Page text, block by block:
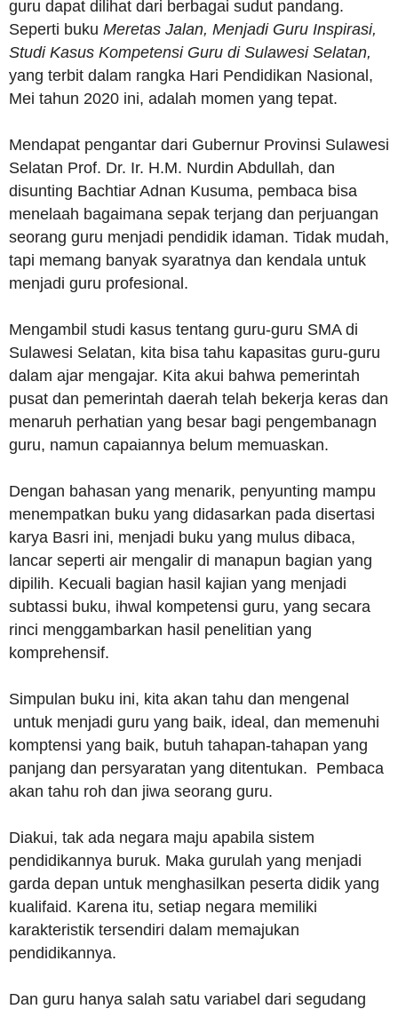
guru dapat dilihat dari berbagai sudut pandang.
Seperti buku Meretas Jalan, Menjadi Guru Inspirasi,
Studi Kasus Kompetensi Guru di Sulawesi Selatan,
yang terbit dalam rangka Hari Pendidikan Nasional,
Mei tahun 2020 ini, adalah momen yang tepat.
Mendapat pengantar dari Gubernur Provinsi Sulawesi
Selatan Prof. Dr. Ir. H.M. Nurdin Abdullah, dan
disunting Bachtiar Adnan Kusuma, pembaca bisa
menelaah bagaimana sepak terjang dan perjuangan
seorang guru menjadi pendidik idaman. Tidak mudah,
tapi memang banyak syaratnya dan kendala untuk
menjadi guru profesional.
Mengambil studi kasus tentang guru-guru SMA di
Sulawesi Selatan, kita bisa tahu kapasitas guru-guru
dalam ajar mengajar. Kita akui bahwa pemerintah
pusat dan pemerintah daerah telah bekerja keras dan
menaruh perhatian yang besar bagi pengembanagn
guru, namun capaiannya belum memuaskan.
Dengan bahasan yang menarik, penyunting mampu
menempatkan buku yang didasarkan pada disertasi
karya Basri ini, menjadi buku yang mulus dibaca,
lancar seperti air mengalir di manapun bagian yang
dipilih. Kecuali bagian hasil kajian yang menjadi
subtassi buku, ihwal kompetensi guru, yang secara
rinci menggambarkan hasil penelitian yang
komprehensif.
Simpulan buku ini, kita akan tahu dan mengenal
untuk menjadi guru yang baik, ideal, dan memenuhi
komptensi yang baik, butuh tahapan-tahapan yang
panjang dan persyaratan yang ditentukan. Pembaca
akan tahu roh dan jiwa seorang guru.
Diakui, tak ada negara maju apabila sistem
pendidikannya buruk. Maka gurulah yang menjadi
garda depan untuk menghasilkan peserta didik yang
kualifaid. Karena itu, setiap negara memiliki
karakteristik tersendiri dalam memajukan
pendidikannya.
Dan guru hanya salah satu variabel dari segudang